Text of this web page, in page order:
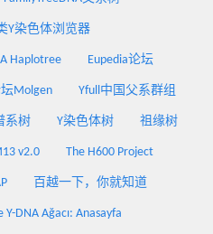
Y染色体浏览器
Haplotree Eupedia论坛
Molgen Yfull中国父系群组
系树 Y染色体树 祖缘树
v2.0 The H600 Project
百越一下，你就知道
Y-DNA Ağacı: Anasayfa